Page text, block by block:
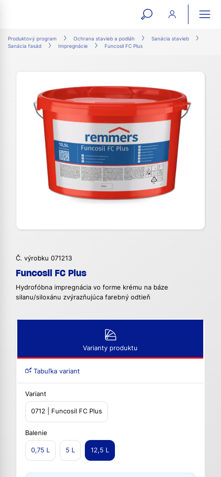
open
search
Produktový program Ochrana stavieb a podláh
Sanácia stavieb
Sanácia fasád
Impregnácie Funcosil FC Plus
Č. výrobku 071213
Funcosil FC Plus
Hydrofóbna impregnácia vo forme krému na báze
silanu/siloxánu zvýrazňujúca farebný odtieň
Varianty produktu
Tabuľka variant
Variant
0712 | Funcosil FC Plus
Balenie
0,75 L 5 L 12,5 L